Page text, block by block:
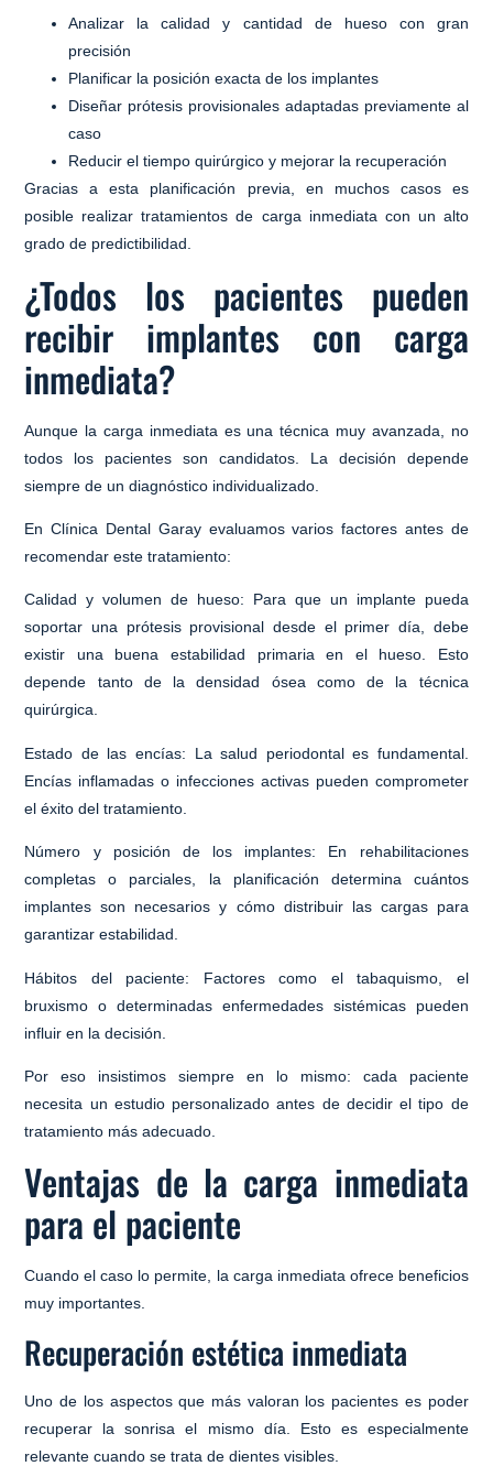
Analizar la calidad y cantidad de hueso con gran
precisión
Planificar la posición exacta de los implantes
Diseñar prótesis provisionales adaptadas previamente al
caso
Reducir el tiempo quirúrgico y mejorar la recuperación
Gracias a esta planificación previa, en muchos casos es
posible realizar tratamientos de carga inmediata con un alto
grado de predictibilidad.
¿Todos los pacientes pueden
recibir implantes con carga
inmediata?
Aunque la carga inmediata es una técnica muy avanzada, no
todos los pacientes son candidatos. La decisión depende
siempre de un diagnóstico individualizado.
En Clínica Dental Garay evaluamos varios factores antes de
recomendar este tratamiento:
Calidad y volumen de hueso: Para que un implante pueda
soportar una prótesis provisional desde el primer día, debe
existir una buena estabilidad primariaen el hueso. Esto
depende tanto de la densidad ósea como de la técnica
quirúrgica.
Estado de las encías: La salud periodontal es fundamental.
Encías inflamadas o infecciones activas pueden comprometer
el éxito del tratamiento.
Número y posición de los implantes: En rehabilitaciones
completas o parciales, la planificación determina cuántos
implantes son necesarios y cómo distribuir las cargas para
garantizar estabilidad.
Hábitos del paciente: Factores como el tabaquismo, el
bruxismo o determinadas enfermedades sistémicas pueden
influir en la decisión.
Por eso insistimos siempre en lo mismo: cada paciente
necesita un estudio personalizado antes de decidir el tipo de
tratamiento más adecuado
Ventajas de la carga inmediata
para el paciente
Cuando el caso lo permite, la carga inmediata ofrece beneficios
muy importantes.
Recuperación estética inmediata
Uno de los aspectos que más valoran los pacientes es poder
recuperar la sonrisa el mismo día. Esto es especialmente
relevante cuando se trata de dientes visibles.